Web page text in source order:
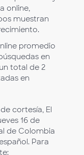
online,
muestran
promedio
en
total de 2
en
cortesía, El
16 de
de Colombia
Para